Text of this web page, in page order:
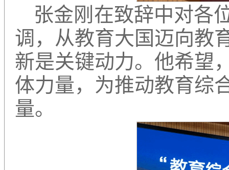
张金刚在致辞中对各
调，从教育大国迈向教
新是关键动力。他希望
体力量，为推动教育综
量。